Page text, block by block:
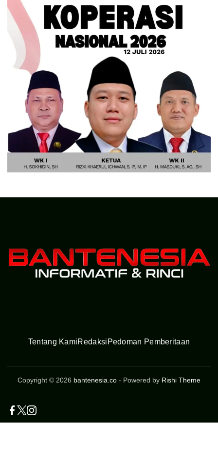
Tentang KamiRedaksi Pedoman Pemberitaan
Copyright © 2026 bantenesia.co - Powered by Rishi Theme